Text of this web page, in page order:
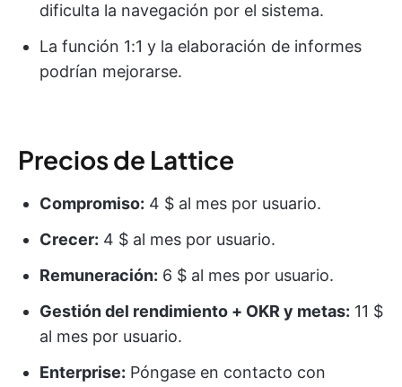
dificulta la navegación por el sistema.
La función 1:1 y la elaboración de informes
podrían mejorarse.
Precios de Lattice
Compromiso: 4 $ al mes por usuario.
Crecer: 4 $ al mes por usuario.
Remuneración: 6 $ al mes por usuario.
Gestión del rendimiento + OKR y metas: 11 $
al mes por usuario.
Enterprise: Póngase en contacto con